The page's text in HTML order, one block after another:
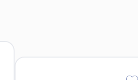
la comida y favoreciendo una mejor